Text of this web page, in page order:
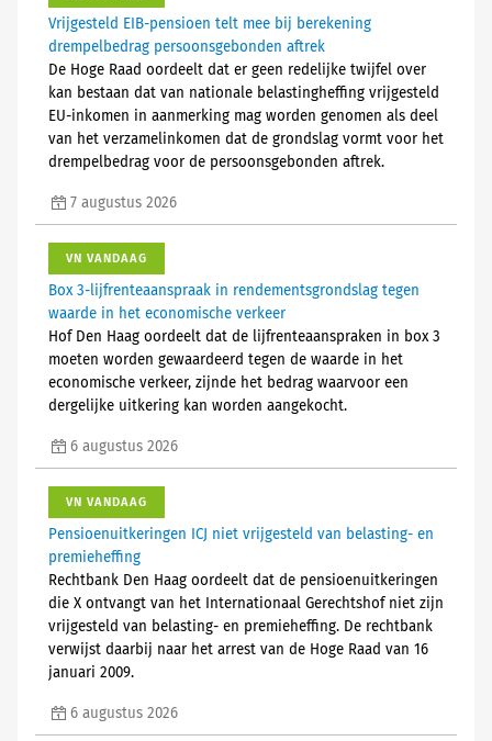
Vrijgesteld EIB-pensioen telt mee bij berekening
drempelbedrag persoonsgebonden aftrek
De Hoge Raad oordeelt dat er geen redelijke twijfel over
kan bestaan dat van nationale belastingheffing vrijgesteld
EU-inkomen in aanmerking mag worden genomen als deel
van het verzamelinkomen dat de grondslag vormt voor het
drempelbedrag voor de persoonsgebonden aftrek.
7 augustus 2026
VN VANDAAG
Box 3-lijfrenteaanspraak in rendementsgrondslag tegen
waarde in het economische verkeer
Hof Den Haag oordeelt dat de lijfrenteaanspraken in box 3
moeten worden gewaardeerd tegen de waarde in het
economische verkeer, zijnde het bedrag waarvoor een
dergelijke uitkering kan worden aangekocht.
6 augustus 2026
VN VANDAAG
Pensioenuitkeringen ICJ niet vrijgesteld van belasting- en
premieheffing
Rechtbank Den Haag oordeelt dat de pensioenuitkeringen
die X ontvangt van het Internationaal Gerechtshof niet zijn
vrijgesteld van belasting- en premieheffing. De rechtbank
verwijst daarbij naar het arrest van de Hoge Raad van 16
januari 2009.
6 augustus 2026